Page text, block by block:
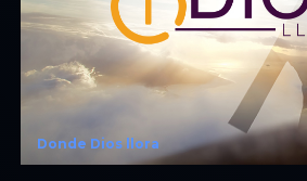
Donde Dios llora